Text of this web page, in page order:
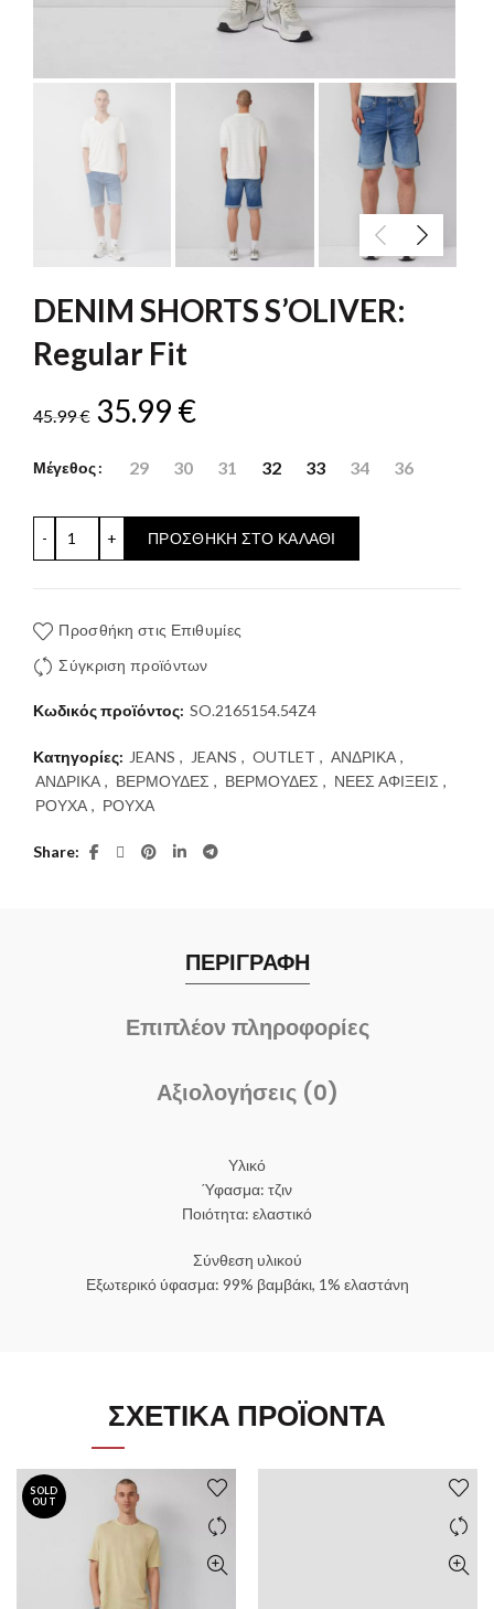
DENIM SHORTS S’OLIVER:
Regular Fit
45.99€ Original
price
was:
45.99 €.
35.99 €Η
τρέχουσα
τιμή
είναι:
Μέγεθος 29 30 31 32 33 34 36
ΠΡΟΣΘΉΚΗ ΣΤΟ ΚΑΛΆΘΙ
Προσθήκη στις Επιθυμίες
Σύγκριση προϊόντων
Κωδικός προϊόντος: SO.2165154.54Z4
Κατηγορίες: JEANS , JEANS , OUTLET , ΑΝΔΡΙΚΑ ,
ΑΝΔΡΙΚΑ , ΒΕΡΜΟΥΔΕΣ , ΒΕΡΜΟΥΔΕΣ , ΝΕΕΣ ΑΦΙΞΕΙΣ ,
ΡΟΥΧΑ , ΡΟΥΧΑ
Share
ΠΕΡΙΓΡΑΦΗ
Επιπλέον πληροφορίες
Αξιολογήσεις (0)
Υλικό
Ύφασμα: τζιν
Ποιότητα: ελαστικό
Σύνθεση υλικού
Εξωτερικό ύφασμα: 99% βαμβάκι, 1% ελαστάνη
ΣΧΕΤΙΚΆ ΠΡΟΪΌΝΤΑ
SOLD
OUT